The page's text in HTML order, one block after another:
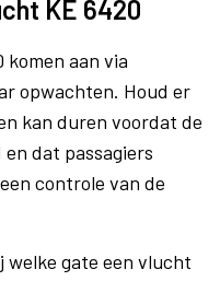
KE 6420
komen aan via
opwachten. Houd er
kan duren voordat de
en dat passagiers
controle van de
welke gate een vlucht